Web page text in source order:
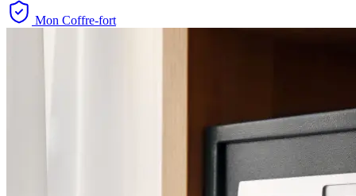
Mon Coffre-fort